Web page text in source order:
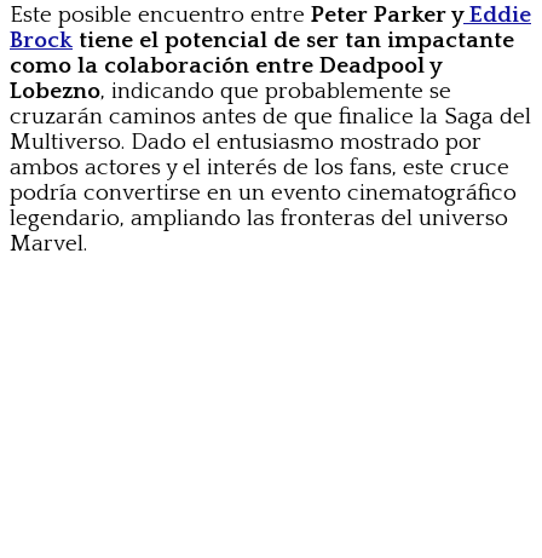
Este posible encuentro entre Peter Parker yEddie
Brock tiene el potencial de ser tan impactante
como la colaboración entre Deadpool y
Lobezno, indicando que probablemente se
cruzarán caminos antes de que finalice la Saga del
Multiverso. Dado el entusiasmo mostrado por
ambos actores y el interés de los fans, este cruce
podría convertirse en un evento cinematográfico
legendario, ampliando las fronteras del universo
Marvel.